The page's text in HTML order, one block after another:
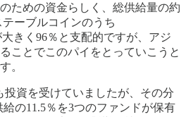
ための資金らしく、総供給量の約
ーブルコインのうち
きく96％と支配的ですが、アジ
ことでこのパイをとっていこうと
。
投資を受けていましたが、その分
の11.5％を3つのファンドが保有